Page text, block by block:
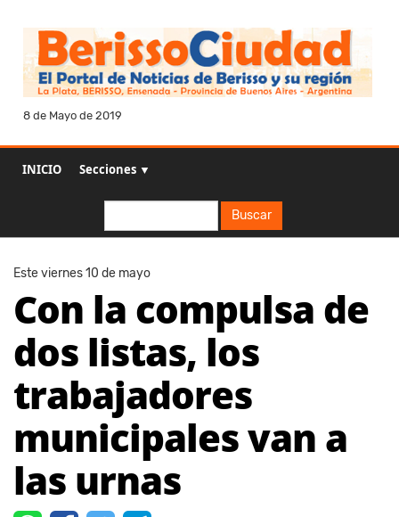
8 de Mayo de 2019
INICIO Secciones ▼
Buscar
Este viernes 10 de mayo
Con la compulsa de
dos listas, los
trabajadores
municipales van a
las urnas